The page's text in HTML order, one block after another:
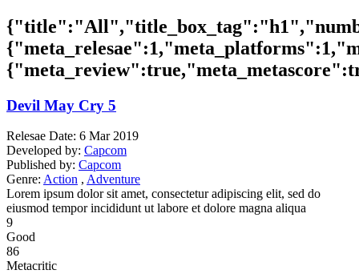
Devil May Cry 5
Relesae Date: 6 Mar 2019
Developed by: Capcom
Published by: Capcom
Genre: Action , Adventure
Lorem ipsum dolor sit amet, consectetur adipiscing elit, sed do
eiusmod tempor incididunt ut labore et dolore magna aliqua
9
Good
86
Metacritic